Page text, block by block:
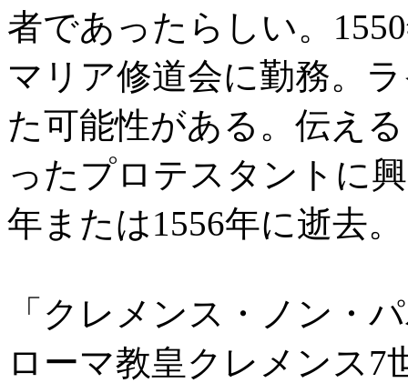
者であったらしい。
マリア修道会に勤務。
た可能性がある。伝え
ったプロテスタントに
年または1556年に逝去。
「クレメンス・ノン・
ローマ教皇クレメンス7